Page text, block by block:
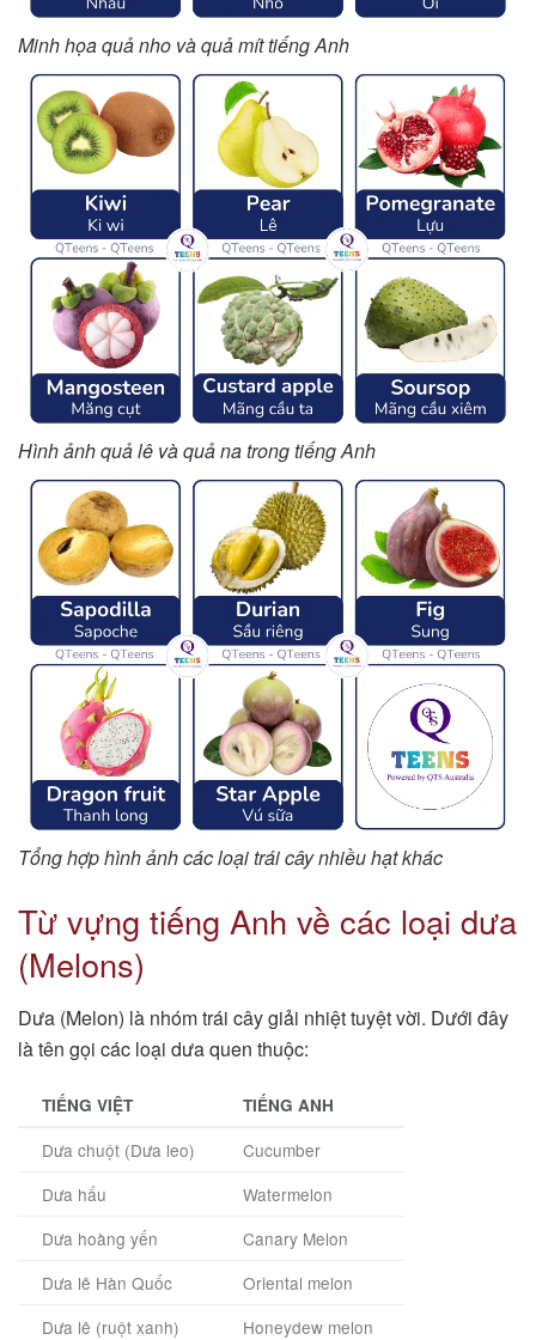
Minh họa quả nho và quả mít tiếng Anh
Hình ảnh quả lê và quả na trong tiếng Anh
Tổng hợp hình ảnh các loại trái cây nhiều hạt khác
Từ vựng tiếng Anh về các loại dưa
(Melons)
Dưa (Melon) là nhóm trái cây giải nhiệt tuyệt vời. Dưới đây
là tên gọi các loại dưa quen thuộc:
TIẾNG VIỆT TIẾNG ANH
Dưa chuột (Dưa leo)
Cucumber
Dưa hấu
Watermelon
Dưa hoàng yến
Canary Melon
Dưa lê Hàn Quốc
Oriental melon
Dưa lê (ruột xanh)
Honeydew melon